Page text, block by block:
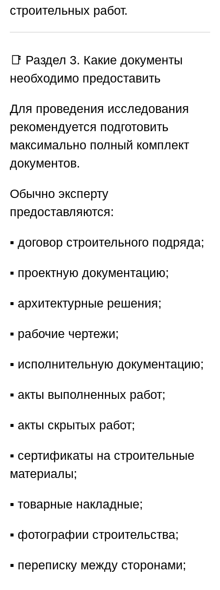
строительных работ.
📑 Раздел 3. Какие документы
необходимо предоставить
Для проведения исследования
рекомендуется подготовить
максимально полный комплект
документов.
Обычно эксперту
предоставляются:
▪️ договор строительного подряда;
▪️ проектную документацию;
▪️ архитектурные решения;
▪️ рабочие чертежи;
▪️ исполнительную документацию;
▪️ акты выполненных работ;
▪️ акты скрытых работ;
▪️ сертификаты на строительные
материалы;
▪️ товарные накладные;
▪️ фотографии строительства;
▪️ переписку между сторонами;